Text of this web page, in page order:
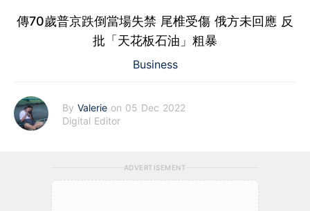
傳70歲普京跌倒當場失禁 尾椎受傷 俄方未回應 反
批「天花板石油」粗暴
Business
By Valerie on 05 Dec 2022
Digital Editor
ADVERTISEMENT